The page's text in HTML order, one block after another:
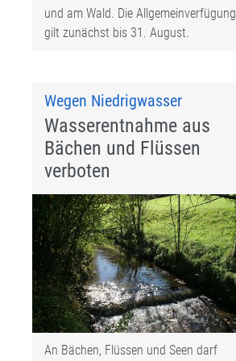
und am Wald. Die Allgemeinverfügung
gilt zunächst bis 31. August.
Wegen Niedrigwasser
Wasserentnahme aus
Bächen und Flüssen
verboten
An Bächen, Flüssen und Seen darf